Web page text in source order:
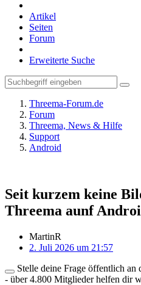
Artikel
Seiten
Forum
Erweiterte Suche
Threema-Forum.de
Forum
Threema, News & Hilfe
Support
Android
Seit kurzem keine
Threema aunf
MartinR
2. Juli 2026 um 21:57
Stelle deine Frage öffentlich
- über 4.800 Mitglieder helfen dir